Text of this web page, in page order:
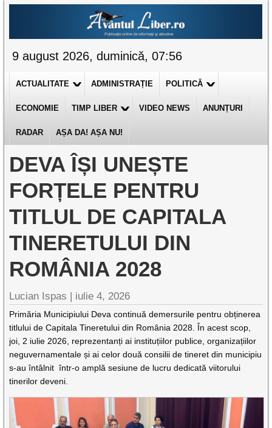
9 august 2026, duminică, 07:56
ACTUALITATE ADMINISTRAȚIE POLITICĂ
ECONOMIE TIMP LIBER VIDEO NEWS ANUNȚURI
RADAR AȘA DA! AȘA NU!
DEVA ÎȘI UNEȘTE
FORȚELE PENTRU
TITLUL DE CAPITALA
TINERETULUI DIN
ROMÂNIA 2028
Lucian Ispas | iulie 4, 2026
Primăria Municipiului Deva continuă demersurile pentru obținerea
titlului de Capitala Tineretului din România 2028. În acest scop,
joi, 2 iulie 2026, reprezentanți ai instituțiilor publice, organizațiilor
neguvernamentale și ai celor două consilii de tineret din municipiu
s-au întâlnit într-o amplă sesiune de lucru dedicată viitorului
tinerilor deveni.